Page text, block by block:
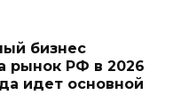
бизнес
рынок РФ в 2026
идет основной